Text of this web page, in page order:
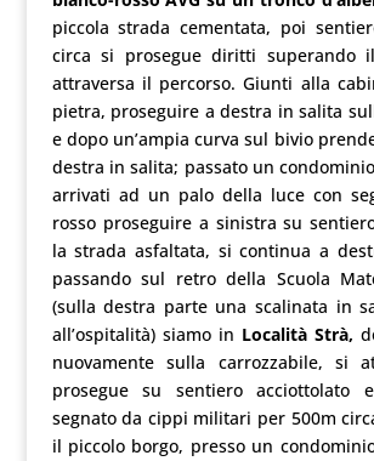
piccola strada cementata, poi
circa si prosegue diritti superando
attraversa il percorso. Giunti alla
pietra, proseguire a destra in salita
e dopo un’ampia curva sul bivio
destra in salita; passato un
arrivati ad un palo della luce con
rosso proseguire a sinistra su
la strada asfaltata, si continua a
passando sul retro della Scuola
(sulla destra parte una scalinata in
all’ospitalità) siamo in Località Strà,
nuovamente sulla carrozzabile, si
prosegue su sentiero acciottolato
segnato da cippi militari per 500m
il piccolo borgo, presso un